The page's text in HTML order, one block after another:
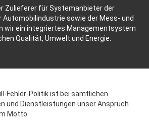
Zulieferer für Systemanbieter der
Automobilindustrie sowie der Mess- und
wir ein integriertes Managementsystem
Qualität, Umwelt und Energie.
Fehler-Politik ist bei sämtlichen
und Dienstleistungen unser Anspruch.
Motto